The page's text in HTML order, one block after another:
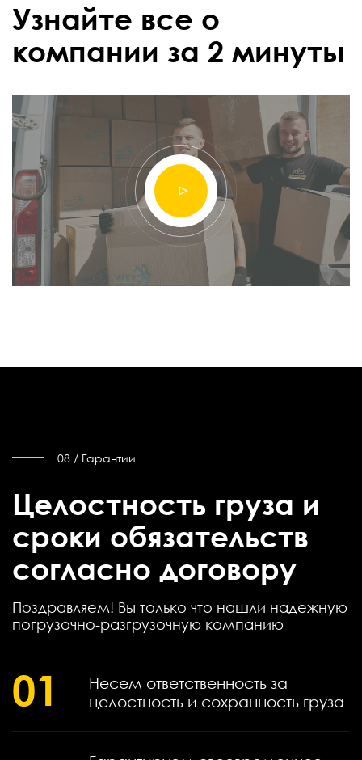
Узнайте все о
компании за 2 минуты
08 / Гарантии
Целостность груза и
сроки обязательств
согласно договору
Поздравляем! Вы только что нашли надежную
погрузочно-разгрузочную компанию
01
Несем ответственность за
целостность и сохранность груза